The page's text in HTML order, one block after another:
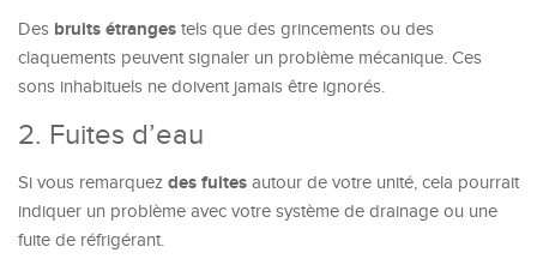
Des bruits étranges tels que des grincements ou des
claquements peuvent signaler un problème mécanique. Ces
sons inhabituels ne doivent jamais être ignorés.
2. Fuites d’eau
Si vous remarquez des fuites autour de votre unité, cela pourrait
indiquer un problème avec votre système de drainage ou une
fuite de réfrigérant.